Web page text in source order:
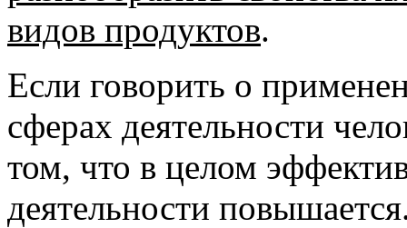
видов продуктов.
Если говорить о
сферах деятельности
том, что в целом
деятельности